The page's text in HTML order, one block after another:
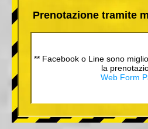
Prenotazione tramite
** Facebook o Line sono
la
Web Form